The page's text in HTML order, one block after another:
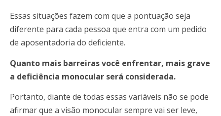
Essas situações fazem com que a pontuação seja
diferente para cada pessoa que entra com um pedido
de aposentadoria do deficiente.
Quanto mais barreiras você enfrentar, mais grave
a deficiência monocular será considerada.
Portanto, diante de todas essas variáveis não se pode
afirmar que a visão monocular sempre vai ser leve,